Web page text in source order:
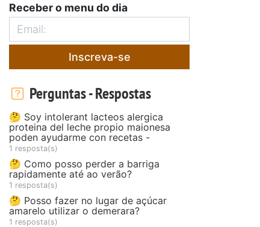
Receber o menu do dia
Inscreva-se
Perguntas - Respostas
🤔 Soy intolerant lacteos alergica
proteina del leche propio maionesa
poden ayudarme con recetas -
1 resposta(s)
🤔 Como posso perder a barriga
rapidamente até ao verão?
1 resposta(s)
🤔 Posso fazer no lugar de açúcar
amarelo utilizar o demerara?
1 resposta(s)